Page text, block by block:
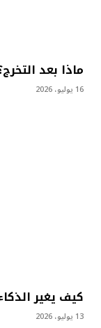
ماذا بعد
16 يوليو، 2026
كيف يغير الذكاء
13 يوليو، 2026